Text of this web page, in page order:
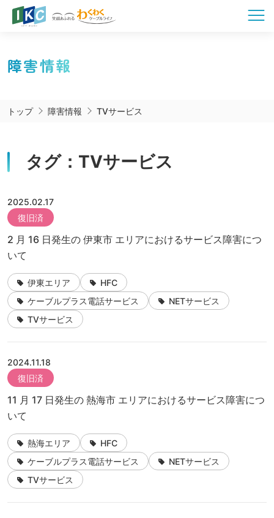
障害情報
トップ 障害情報 TVサービス
タグ：TVサービス
2025.02.17
復旧済
2 月 16 日発生の 伊東市 エリアにおけるサービス障害につ
いて
伊東エリア
HFC
ケーブルプラス電話サービス
NETサービス
TVサービス
2024.11.18
復旧済
11 月 17 日発生の 熱海市 エリアにおけるサービス障害につ
いて
熱海エリア
HFC
ケーブルプラス電話サービス
NETサービス
TVサービス